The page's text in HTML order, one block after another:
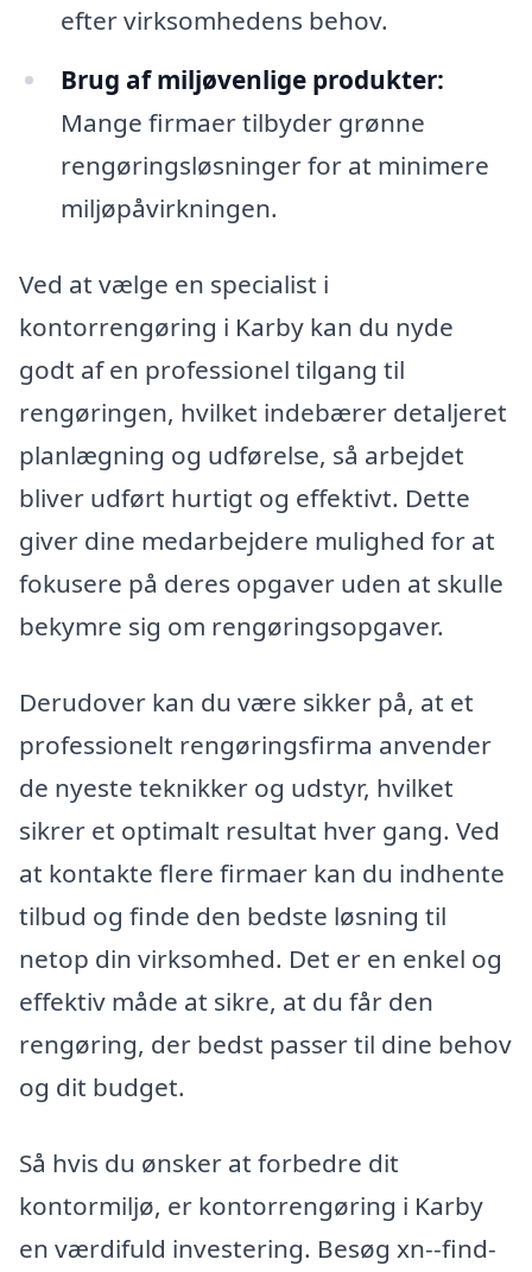
efter virksomhedens behov.
Brug af miljøvenlige produkter:
Mange firmaer tilbyder grønne
rengøringsløsninger for at minimere
miljøpåvirkningen.
Ved at vælge en specialist i
kontorrengøring i Karby kan du nyde
godt af en professionel tilgang til
rengøringen, hvilket indebærer detaljeret
planlægning og udførelse, så arbejdet
bliver udført hurtigt og effektivt. Dette
giver dine medarbejdere mulighed for at
fokusere på deres opgaver uden at skulle
bekymre sig om rengøringsopgaver.
Derudover kan du være sikker på, at et
professionelt rengøringsfirma anvender
de nyeste teknikker og udstyr, hvilket
sikrer et optimalt resultat hver gang. Ved
at kontakte flere firmaer kan du indhente
tilbud og finde den bedste løsning til
netop din virksomhed. Det er en enkel og
effektiv måde at sikre, at du får den
rengøring, der bedst passer til dine behov
og dit budget.
Så hvis du ønsker at forbedre dit
kontormiljø, er kontorrengøring i Karby
en værdifuld investering. Besøg xn--find-